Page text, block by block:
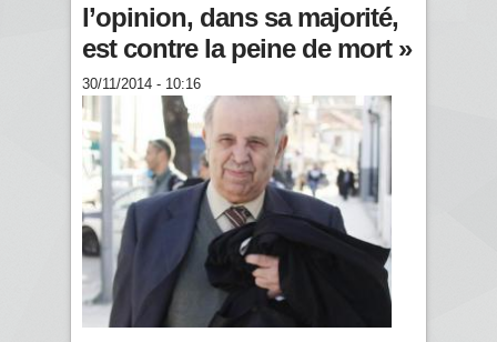
l’opinion, dans sa majorité,
est contre la peine de mort »
30/11/2014 - 10:16